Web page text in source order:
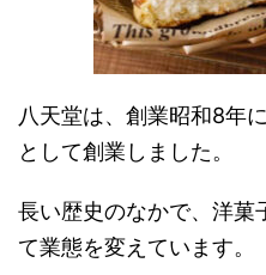
八天堂は、創業昭和8年
として創業しました。
長い歴史のなかで、洋菓
て業態を変えています。